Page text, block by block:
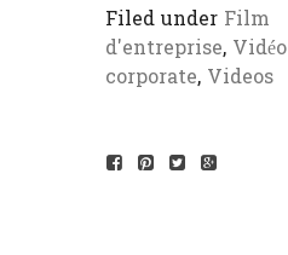
Filed under Film
d'entreprise, Vidéo
corporate, Videos